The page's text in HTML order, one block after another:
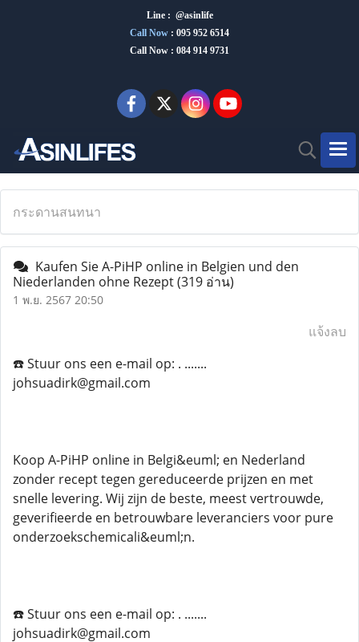
Line : @asinlife
Call Now : 095 952 6514
Call Now : 084 914 9731
กระดานสนทนา
Kaufen Sie A-PiHP online in Belgien und den
Niederlanden ohne Rezept(319 อ่าน)
1 พ.ย. 2567 20:50
แจ้งลบ
☎️ Stuur ons een e-mail op: . .......
johsuadirk@gmail.com
Koop A-PiHP online in Belgi&euml; en Nederland
zonder recept tegen gereduceerde prijzen en met
snelle levering. Wij zijn de beste, meest vertrouwde,
geverifieerde en betrouwbare leveranciers voor pure
onderzoekschemicali&euml;n.
☎️ Stuur ons een e-mail op: . .......
johsuadirk@gmail.com